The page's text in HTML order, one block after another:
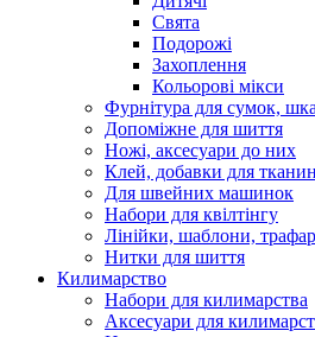
Свята
Подорожі
Захоплення
Кольорові мікси
Фурнітура для сумок,
Допоміжне для шиття
Ножі, аксесуари до них
Клей, добавки для
Для швейних машинок
Набори для квілтінгу
Лінійки, шаблони,
Нитки для шиття
Килимарство
Набори для килимарства
Аксесуари для